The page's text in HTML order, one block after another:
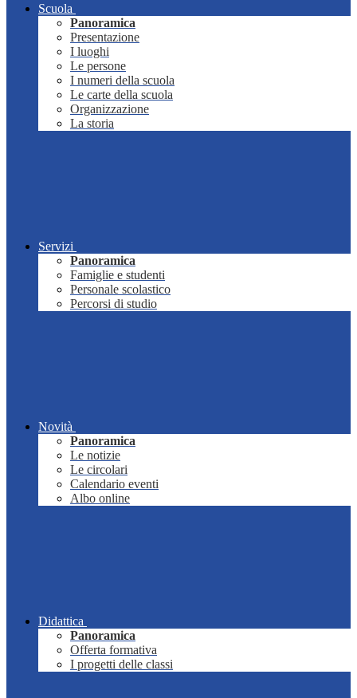
Scuola
Panoramica
Presentazione
I luoghi
Le persone
I numeri della scuola
Le carte della scuola
Organizzazione
La storia
Servizi
Panoramica
Famiglie e studenti
Personale scolastico
Percorsi di studio
Novità
Panoramica
Le notizie
Le circolari
Calendario eventi
Albo online
Didattica
Panoramica
Offerta formativa
I progetti delle classi